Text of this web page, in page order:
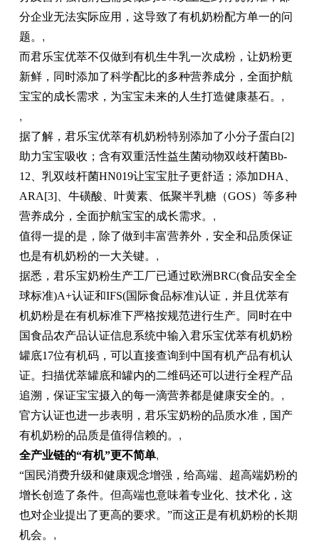
分企业无法实际应用，这导致了有机奶粉配方单一的问
题。 ,
而君乐宝优萃不仅做到有机生牛乳一次成粉，让奶粉更
新鲜，同时添加了科学配比的多种营养成分，全面护航
宝宝的成长需求，为宝宝未来的人生打造健康基石。 ,
,
据了解，君乐宝优萃有机奶粉特别添加了小分子蛋白[2]
助力宝宝吸收；含有双重活性益生菌动物双歧杆菌Bb-
12、乳双歧杆菌HN019让宝宝肚子更舒适；添加DHA、
ARA[3]、牛磺酸、叶黄素、低聚半乳糖（GOS）等多种
营养成分，全面护航宝宝的成长需求。 ,
值得一提的是，除了做到丰富营养外，安全和品质保证
也是有机奶粉的一大关键。 ,
据悉，君乐宝奶粉生产工厂已通过欧洲BRC(食品安全全
球标准)A+认证和IFS(国际食品标准)认证，并且优萃有
机奶粉是在有机标准下严格按规范进行生产。同时在中
国食品农产品认证信息系统中输入君乐宝优萃有机奶粉
罐底17位有机码，可以直接查询到 中国有机产品有机认
证。扫描优萃罐底和罐内的二维码还可以进行全程产品
追溯，保证宝宝摄入的每一滴营养都是健康安全的。 ,
官方认证也进一步表明，君乐宝奶粉的品质水准，国产
有机奶粉的品质是值得信赖的。 ,
全产业链的“有机”更不简单,
“国民消费升级和健康观念增强，给高端、超高端奶粉的
增长创造了条件。但高端也意味着专业化、技术化，这
也对企业提出了更高的要求。”而这正是有机奶粉的长期
机会。 ,